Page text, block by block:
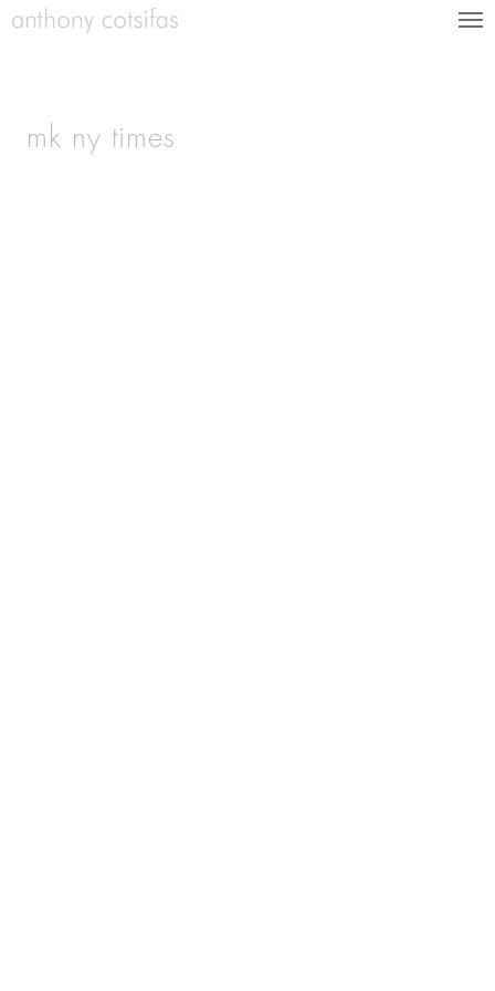
mk ny times